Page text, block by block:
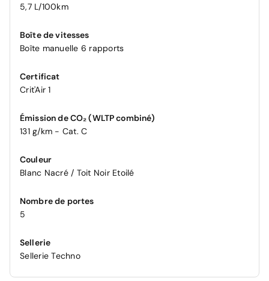
5,7 L/100km
Boîte de vitesses
Boîte manuelle 6 rapports
Certificat
Crit'Air 1
Émission de CO₂ (WLTP combiné)
131 g/km - Cat. C
Couleur
Blanc Nacré / Toit Noir Etoilé
Nombre de portes
5
Sellerie
Sellerie Techno